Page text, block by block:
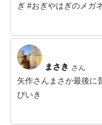
ぎ #おぎやはぎのメガ
まさき さん
矢作さんまさか最後に
びいき